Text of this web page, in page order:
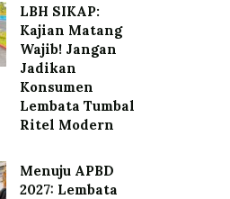
LBH SIKAP:
Kajian Matang
Wajib! Jangan
Jadikan
Konsumen
Lembata Tumbal
Ritel Modern
Menuju APBD
2027: Lembata